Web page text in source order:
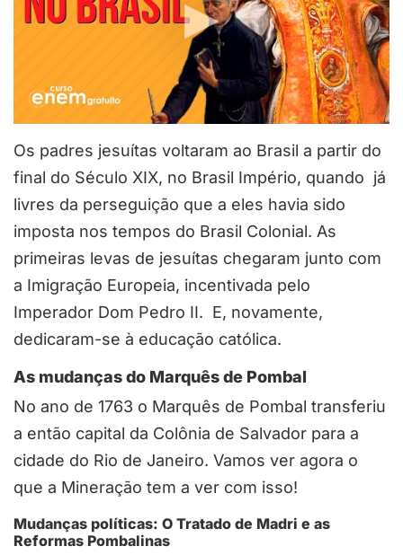
Os padres jesuítas voltaram ao Brasil a partir do
final do Século XIX, no Brasil Império, quando já
livres da perseguição que a eles havia sido
imposta nos tempos do Brasil Colonial. As
primeiras levas de jesuítas chegaram junto com
a Imigração Europeia, incentivada pelo
Imperador Dom Pedro II. E, novamente,
dedicaram-se à educação católica.
As mudanças do Marquês de Pombal
No ano de 1763 o Marquês de Pombal transferiu
a então capital da Colônia de Salvador para a
cidade do Rio de Janeiro. Vamos ver agora o
que a Mineração tem a ver com isso!
Mudanças políticas: O Tratado de Madri e as
Reformas Pombalinas